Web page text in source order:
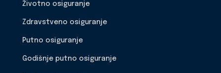
Životno osiguranje
Zdravstveno osiguranje
Putno osiguranje
Godišnje putno osiguranje